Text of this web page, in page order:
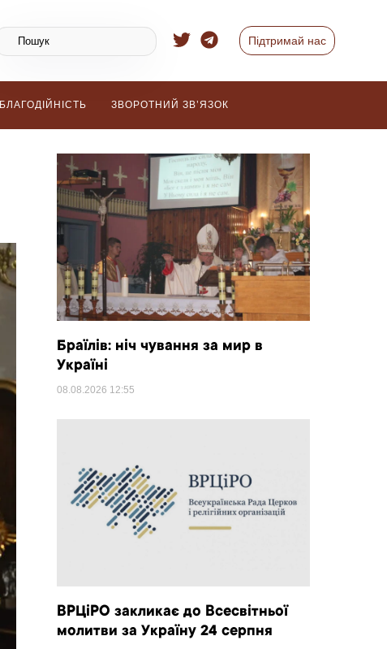
Підтримай нас
БЛАГОДІЙНІСТЬ ЗВОРОТНИЙ ЗВ’ЯЗОК
Браїлів: ніч чування за мир в
Україні
08.08.2026 12:55
ВРЦіРО закликає до Всесвітньої
молитви за Україну 24 серпня